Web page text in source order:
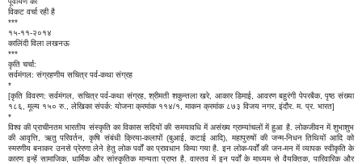
विकट वर्चा रही है
***
१५-११-२०१४
कालिंदी विला लखनऊ
***
कृति चर्चा:
सर्वमंगल: संग्रहणीय सचित्र पर्व-कथा संग्रह
*
[कृति विवरण: सर्वमंगल, सचित्र पर्व-कथा संग्रह, श्रीमती शकुन्तला खरे, आकार डिमाई, आवरण बहुरंगी पेपरबैक, पृष्ठ संख्या
१८६, मूल्य १५० रु., लेखिका संपर्क: योजना क्रमांक ११४/१, माकन क्रमांक ८७३ विजय नगर, इंदौर. म. प्र. भारत]
*
विश्व की प्राचीनतम भारतीय संस्कृति का विकास सदियों की समयावधि में असंख्य ग्राम्यांचलों में हुआ है. लोकजीवन में शुभाशुभ
की आवृत्ति, ऋतु परिवर्तन, कृषि संबंधी क्रिया-कलापों (बुआई, कटाई आदि), महापुरुषों की जन्म-निधन तिथियों आदि को
स्मरणीय बनाकर उनसे प्रेरणा लेने हेतु लोक पर्वों का प्रावधान किया गया है. इन लोक-पर्वों की जन-मन में व्यापक स्वीकृति के
कारण इन्हें सामाजिक, धार्मिक और सांस्कृतिक मान्यता प्राप्त है. वास्तव में इन पर्वों के माध्यम से वैयक्तिक, पारिवारिक और